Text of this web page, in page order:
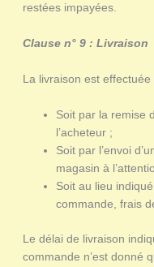
restées impayées.
Clause n° 9 : Livraison
La livraison est effectuée
Soit par la remise
l’acheteur ;
Soit par l’envoi
magasin à
Soit au lieu
commande, frais
Le délai de livraison
commande n’est donné